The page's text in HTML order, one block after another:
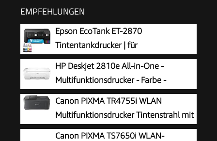
EMPFEHLUNGEN
Epson EcoTank ET-2870
Tintentankdrucker | für
vielbeschäftigte Haushalte | WLAN | A4
| Drucken, Kopieren, Scannen | 3.7 cm LCD-
Display | inkl. Tinte für bis zu 3 Jahre
HP Deskjet 2810e All-in-One -
Multifunktionsdrucker - Farbe -
Tintenstrahl - 216 x 297 mm (Original)
- A4/Legal (Medien) - bis zu 7.5 Seiten/Min.
(Drucken) - 60 Blatt - USB 2.0, Bluetooth, Wi-
Canon PIXMA TR4755i WLAN
Multifunktionsdrucker Tintenstrahl mit
Fax
Canon PIXMA TS7650i WLAN-